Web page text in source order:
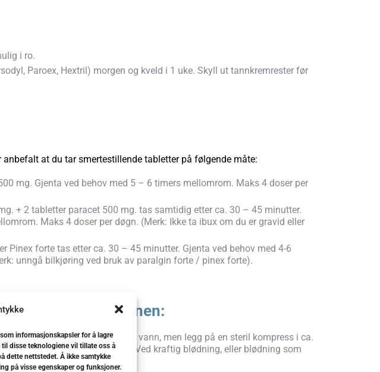
informasjonskapsler for å lagre
disse teknologiene vil tillate oss å
dette nettstedet. Å ikke samtykke
på visse egenskaper og funksjoner.
i ro.
Paroex, Hextril) morgen og kveld i 1 uke. Skyll ut tannkremrester før
anbefalt at du tar smertestillende tabletter på følgende måte:
mg. Gjenta ved behov med 5 – 6 timers mellomrom. Maks 4 doser per
+ 2 tabletter paracet 500 mg. tas samtidig etter ca. 30 – 45 minutter.
Maks 4 doser per døgn. (Merk: Ikke ta ibux om du er gravid eller
Pinex forte tas etter ca. 30 – 45 minutter. Gjenta ved behov med 4-6
unngå bilkjøring ved bruk av paralgin forte / pinex forte).
inngrep i munnen:
første døgnet. Ikke skyll med vann, men legg på en steril kompress i ca.
hodepute den første natten. Ved kraftig blødning, eller blødning som
legevakt.